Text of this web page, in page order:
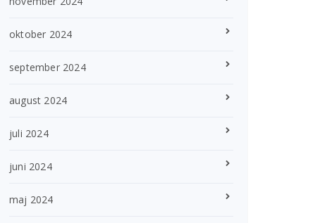
oktober 2024
september 2024
august 2024
juli 2024
juni 2024
maj 2024